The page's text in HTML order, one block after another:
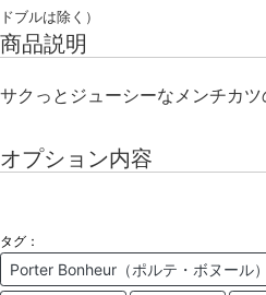
ドブルは除く）
商品説明
サクっとジューシーなメンチカツ
オプション内容
タグ：
Porter Bonheur（ポルテ・ボヌール）